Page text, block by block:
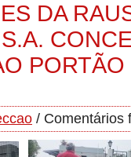
DA
PORTÃO
/ Comentários